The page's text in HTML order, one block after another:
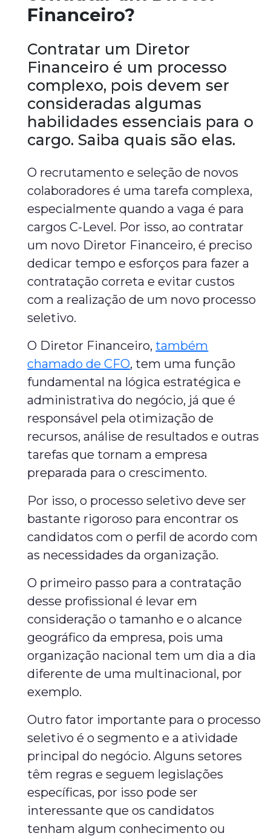
Financeiro?
Contratar um Diretor
Financeiro é um processo
complexo, pois devem ser
consideradas algumas
habilidades essenciais para o
cargo. Saiba quais são elas.
O recrutamento e seleção de novos
colaboradores é uma tarefa complexa,
especialmente quando a vaga é para
cargos C-Level. Por isso, ao contratar
um novo Diretor Financeiro, é preciso
dedicar tempo e esforços para fazer a
contratação correta e evitar custos
com a realização de um novo processo
seletivo.
O Diretor Financeiro,também
chamado de CFO, tem uma função
fundamental na lógica estratégica e
administrativa do negócio, já que é
responsável pela otimização de
recursos, análise de resultados e outras
tarefas que tornam a empresa
preparada para o crescimento.
Por isso, o processo seletivo deve ser
bastante rigoroso para encontrar os
candidatos com o perfil de acordo com
as necessidades da organização.
O primeiro passo para a contratação
desse profissional é levar em
consideração o tamanho e o alcance
geográfico da empresa, pois uma
organização nacional tem um dia a dia
diferente de uma multinacional, por
exemplo.
Outro fator importante para o processo
seletivo é o segmento e a atividade
principal do negócio. Alguns setores
têm regras e seguem legislações
específicas, por isso pode ser
interessante que os candidatos
tenham algum conhecimento ou